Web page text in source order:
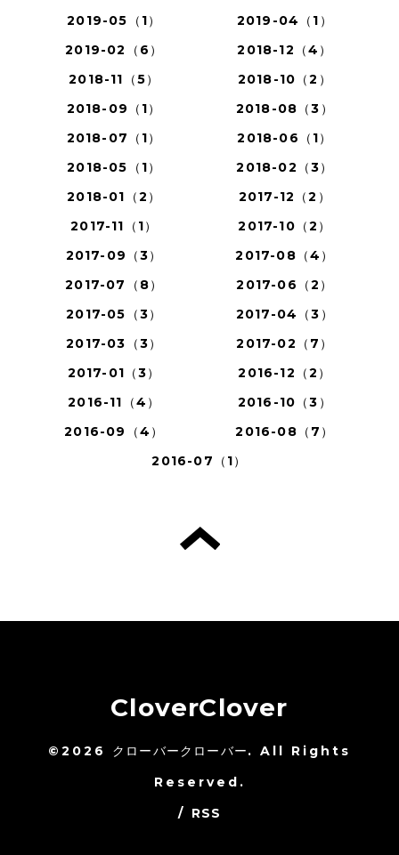
2019-05（1）
2019-04（1）
2019-02（6）
2018-12（4）
2018-11（5）
2018-10（2）
2018-09（1）
2018-08（3）
2018-07（1）
2018-06（1）
2018-05（1）
2018-02（3）
2018-01（2）
2017-12（2）
2017-11（1）
2017-10（2）
2017-09（3）
2017-08（4）
2017-07（8）
2017-06（2）
2017-05（3）
2017-04（3）
2017-03（3）
2017-02（7）
2017-01（3）
2016-12（2）
2016-11（4）
2016-10（3）
2016-09（4）
2016-08（7）
2016-07（1）
CloverClover
©2026 クローバークローバー. All Rights
Reserved.
/ RSS